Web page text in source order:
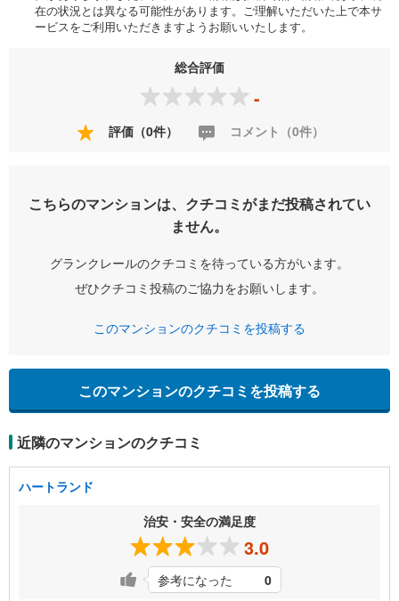
在の状況とは異なる可能性があります。ご理解いただいた上で本サ
ービスをご利用いただきますようお願いいたします。
総合評価
-
評価（0件） コメント（0件）
こちらのマンションは、クチコミがまだ投稿されてい
ません。
グランクレールのクチコミを待っている方がいます。
ぜひクチコミ投稿のご協力をお願いします。
このマンションのクチコミを投稿する
このマンションのクチコミを投稿する
近隣のマンションのクチコミ
ハートランド
治安・安全の満足度
3.0
参考になった 0